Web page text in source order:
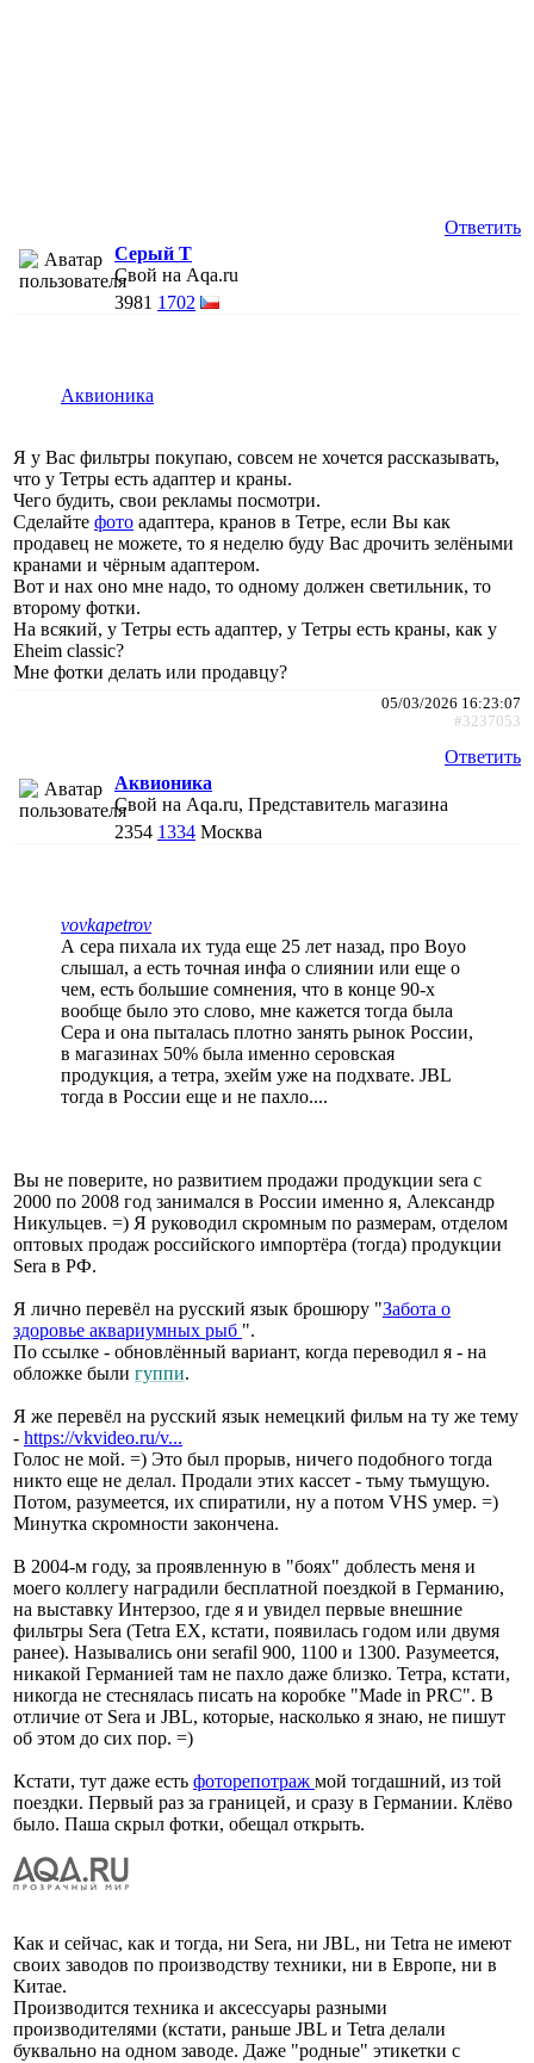
Ответить
Серый Т
Свой на Aqa.ru
3981 1702
Аквионика
Я у Вас фильтры покупаю, совсем не хочется рассказывать,
что у Тетры есть адаптер и краны.
Чего будить, свои рекламы посмотри.
Сделайте фото адаптера, кранов в Тетре, если Вы как
продавец не можете, то я неделю буду Вас дрочить зелёными
кранами и чёрным адаптером.
Вот и нах оно мне надо, то одному должен светильник, то
второму фотки.
На всякий, у Тетры есть адаптер, у Тетры есть краны, как у
Eheim classic?
Мне фотки делать или продавцу?
05/03/2026 16:23:07
#3237053
Ответить
Аквионика
Свой на Aqa.ru, Представитель магазина
2354 1334 Москва
vovkapetrov
А сера пихала их туда еще 25 лет назад, про Boyo
слышал, а есть точная инфа о слиянии или еще о
чем, есть большие сомнения, что в конце 90-х
вообще было это слово, мне кажется тогда была
Сера и она пыталась плотно занять рынок России,
в магазинах 50% была именно серовская
продукция, а тетра, эхейм уже на подхвате. JBL
тогда в России еще и не пахло....
Вы не поверите, но развитием продажи продукции sera с
2000 по 2008 год занимался в России именно я, Александр
Никульцев. =) Я руководил скромным по размерам, отделом
оптовых продаж российского импортёра (тогда) продукции
Sera в РФ.
Я лично перевёл на русский язык брошюру "Забота о
здоровье аквариумных рыб ".
По ссылке - обновлённый вариант, когда переводил я - на
обложке были гуппи.
Я же перевёл на русский язык немецкий фильм на ту же тему
- https://vkvideo.ru/v...
Голос не мой. =) Это был прорыв, ничего подобного тогда
никто еще не делал. Продали этих кассет - тьму тьмущую.
Потом, разумеется, их спиратили, ну а потом VHS умер. =)
Минутка скромности закончена.
В 2004-м году, за проявленную в "боях" доблесть меня и
моего коллегу наградили бесплатной поездкой в Германию,
на выставку Интерзоо, где я и увидел первые внешние
фильтры Sera (Tetra EX, кстати, появилась годом или двумя
ранее). Назывались они serafil 900, 1100 и 1300. Разумеется,
никакой Германией там не пахло даже близко. Тетра, кстати,
никогда не стеснялась писать на коробке "Made in PRC". В
отличие от Sera и JBL, которые, насколько я знаю, не пишут
об этом до сих пор. =)
Кстати, тут даже есть фоторепотраж мой тогдашний, из той
поездки. Первый раз за границей, и сразу в Германии. Клёво
было. Паша скрыл фотки, обещал открыть.
Как и сейчас, как и тогда, ни Sera, ни JBL, ни Tetra не имеют
своих заводов по производству техники, ни в Европе, ни в
Китае.
Производится техника и аксессуары разными
производителями (кстати, раньше JBL и Tetra делали
буквально на одном заводе. Даже "родные" этикетки с